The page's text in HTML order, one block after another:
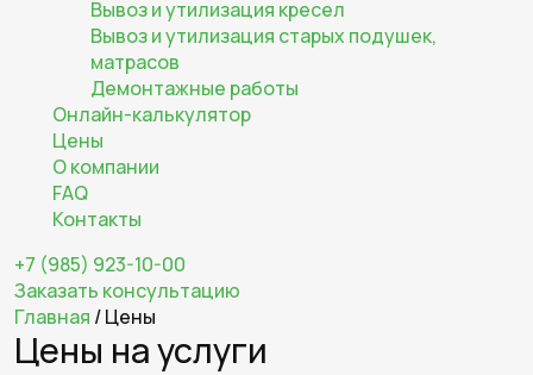
Вывоз и утилизация кресел
Вывоз и утилизация старых подушек,
матрасов
Демонтажные работы
Онлайн-калькулятор
Цены
О компании
FAQ
Контакты
+7 (985) 923-10-00
Заказать консультацию
Главная /Цены
Цены на услуги